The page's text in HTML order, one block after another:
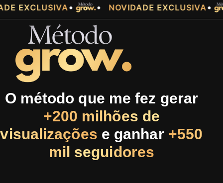
• • NOVIDADE EXCLUSIVA• •
O método que me fez gerar
+200 milhões de
visualizações e ganhar +550
mil seguidores